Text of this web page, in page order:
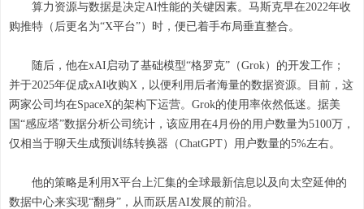
算力资源与数据是决定AI性能的关键因素。马斯克早在2022年收
购推特（后更名为“X平台”）时，便已着手布局垂直整合。
随后，他在xAI启动了基础模型“格罗克”（Grok）的开发工作；
并于2025年促成xAI收购X，以便利用后者海量的数据资源。目前，这
两家公司均在SpaceX的架构下运营。Grok的使用率依然低迷。据美
国“感应塔”数据分析公司统计，该应用在4月份的用户数量为5100万，
仅相当于聊天生成预训练转换器（ChatGPT）用户数量的5%左右。
他的策略是利用X平台上汇集的全球最新信息以及向太空延伸的
数据中心来实现“翻身”，从而跃居AI发展的前沿。